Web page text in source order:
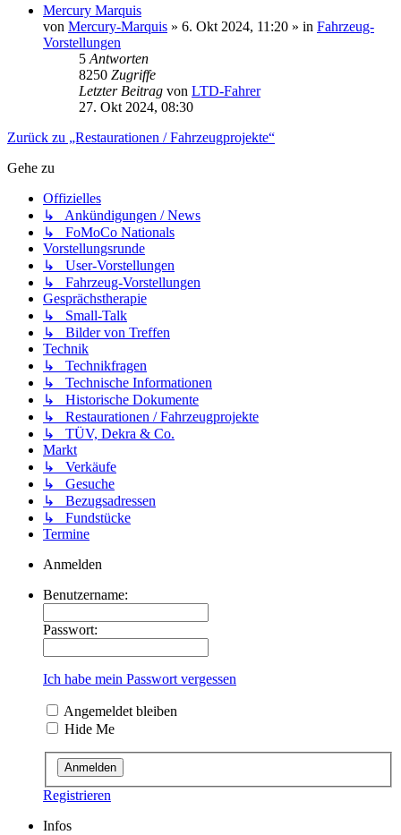
Mercury Marquis
von Mercury-Marquis » 6. Okt 2024, 11:20 » in Fahrzeug-
Vorstellungen
5 Antworten
8250 Zugriffe
Letzter Beitrag von LTD-Fahrer
27. Okt 2024, 08:30
Zurück zu „Restaurationen / Fahrzeugprojekte“
Gehe zu
Offizielles
↳ Ankündigungen / News
↳ FoMoCo Nationals
Vorstellungsrunde
↳ User-Vorstellungen
↳ Fahrzeug-Vorstellungen
Gesprächstherapie
↳ Small-Talk
↳ Bilder von Treffen
Technik
↳ Technikfragen
↳ Technische Informationen
↳ Historische Dokumente
↳ Restaurationen / Fahrzeugprojekte
↳ TÜV, Dekra & Co.
Markt
↳ Verkäufe
↳ Gesuche
↳ Bezugsadressen
↳ Fundstücke
Termine
Anmelden
Benutzername:
Passwort:
Ich habe mein Passwort vergessen
Angemeldet bleiben
Hide Me
Registrieren
Infos